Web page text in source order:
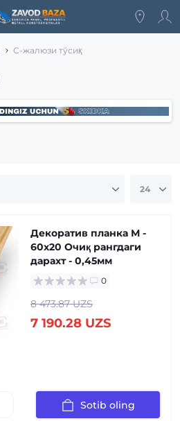
С-жалюзи тўсиқ
Декоратив планка М -
60х20 Очиқ рангдаги
дарахт - 0,45мм
0
8 473.87 UZS
7 190.28 UZS
Sotib oling